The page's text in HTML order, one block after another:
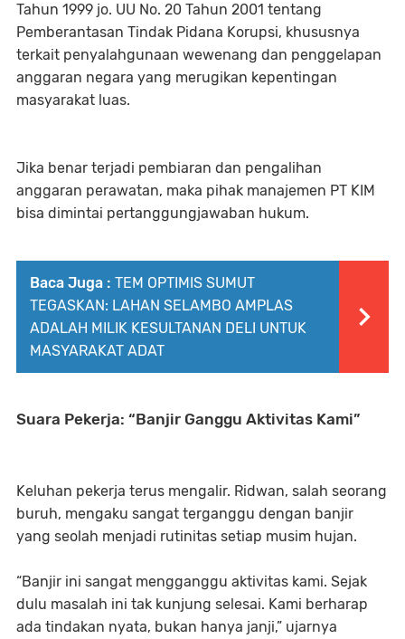
Tahun 1999 jo. UU No. 20 Tahun 2001 tentang
Pemberantasan Tindak Pidana Korupsi, khususnya
terkait penyalahgunaan wewenang dan penggelapan
anggaran negara yang merugikan kepentingan
masyarakat luas.
Jika benar terjadi pembiaran dan pengalihan
anggaran perawatan, maka pihak manajemen PT KIM
bisa dimintai pertanggungjawaban hukum.
Baca Juga : TEM OPTIMIS SUMUT
TEGASKAN: LAHAN SELAMBO AMPLAS
ADALAH MILIK KESULTANAN DELI UNTUK
MASYARAKAT ADAT
Suara Pekerja: “Banjir Ganggu Aktivitas Kami”
Keluhan pekerja terus mengalir. Ridwan, salah seorang
buruh, mengaku sangat terganggu dengan banjir
yang seolah menjadi rutinitas setiap musim hujan.
“Banjir ini sangat mengganggu aktivitas kami. Sejak
dulu masalah ini tak kunjung selesai. Kami berharap
ada tindakan nyata, bukan hanya janji,” ujarnya